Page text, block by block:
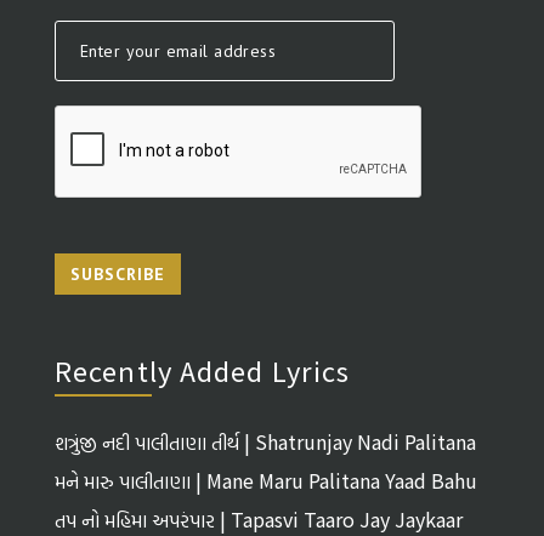
SUBSCRIBE
Recently Added Lyrics
શત્રુંજી નદી પાલીતાણા તીર્થ | Shatrunjay Nadi Palitana
Tirth
મને મારુ પાલીતાણા | Mane Maru Palitana Yaad Bahu
તપ નો મહિમા અપરંપાર | Tapasvi Taaro Jay Jaykaar